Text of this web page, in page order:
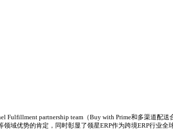
市场占有率进一步提升，规模已超过第二